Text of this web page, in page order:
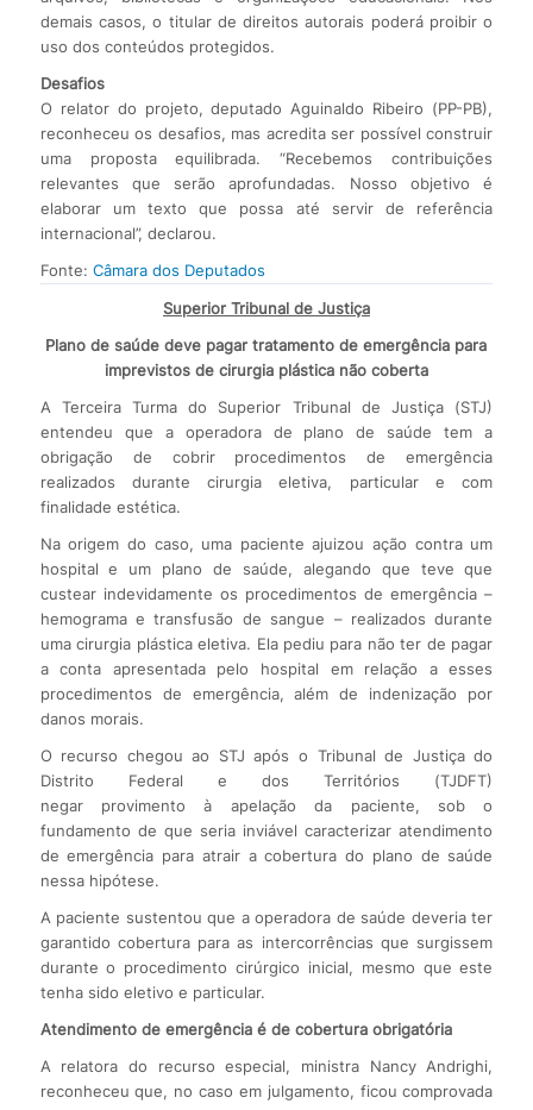
demais casos, o titular de direitos autorais poderá proibir o
uso dos conteúdos protegidos.
Desafios
O relator do projeto, deputado Aguinaldo Ribeiro (PP-PB),
reconheceu os desafios, mas acredita ser possível construir
uma proposta equilibrada. “Recebemos contribuições
relevantes que serão aprofundadas. Nosso objetivo é
elaborar um texto que possa até servir de referência
internacional”, declarou.
Fonte: Câmara dos Deputados
Superior Tribunal de Justiça
Plano de saúde deve pagar tratamento de emergência para
imprevistos de cirurgia plástica não coberta
A Terceira Turma do Superior Tribunal de Justiça (STJ)
entendeu que a operadora de plano de saúde tem a
obrigação de cobrir procedimentos de emergência
realizados durante cirurgia eletiva, particular e com
finalidade estética.
Na origem do caso, uma paciente ajuizou ação contra um
hospital e um plano de saúde, alegando que teve que
custear indevidamente os procedimentos de emergência –
hemograma e transfusão de sangue – realizados durante
uma cirurgia plástica eletiva. Ela pediu para não ter de pagar
a conta apresentada pelo hospital em relação a esses
procedimentos de emergência, além de indenização por
danos morais.
O recurso chegou ao STJ após o Tribunal de Justiça do
Distrito Federal e dos Territórios (TJDFT)
negar provimento à apelação da paciente, sob o
fundamento de que seria inviável caracterizar atendimento
de emergência para atrair a cobertura do plano de saúde
nessa hipótese.
A paciente sustentou que a operadora de saúde deveria ter
garantido cobertura para as intercorrências que surgissem
durante o procedimento cirúrgico inicial, mesmo que este
tenha sido eletivo e particular.
Atendimento de emergência é de cobertura obrigatória
A relatora do recurso especial, ministra Nancy Andrighi,
reconheceu que, no caso em julgamento, ficou comprovada